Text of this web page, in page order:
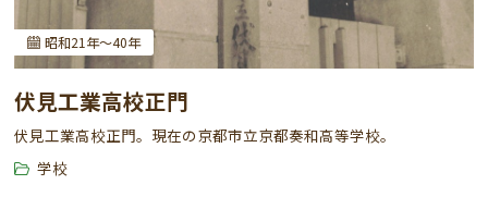
昭和21年～40年
伏見工業高校正門
伏見工業高校正門。現在の京都市立京都奏和高等学校。
学校